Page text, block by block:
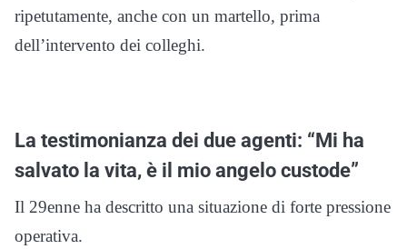
ripetutamente, anche con un martello, prima
dell’intervento dei colleghi.
La testimonianza dei due agenti: “Mi ha
salvato la vita, è il mio angelo custode”
Il 29enne ha descritto una situazione di forte pressione
operativa.